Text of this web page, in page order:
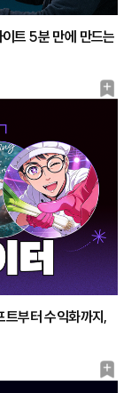
북
트 5분 만에 만드는
북
부터 수익화까지,